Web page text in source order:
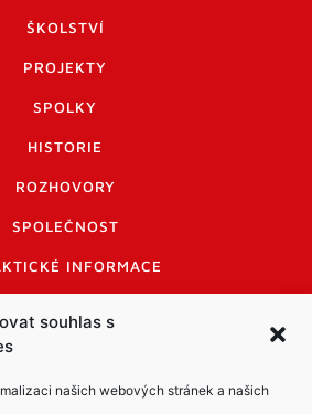
souhlas s
našich webových stránek a našich
ŠKOLSTVÍ
PROJEKTY
SPOLKY
HISTORIE
ROZHOVORY
SPOLEČNOST
INFORMACE
A KODEX DISKUTUJÍCÍCH
A LOGO MANUÁL